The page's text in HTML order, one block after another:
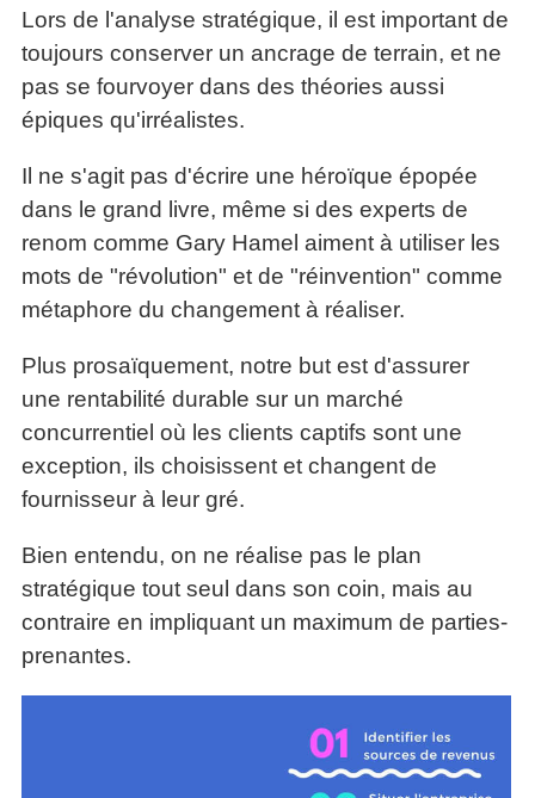
▶
Décider
quotidien
Le
de
Décision
La
Décision
équipe
Techniques
de
décision
▶
Tous
les
Décider
»»»
SI
articles
»»»
décideur ?
Comment
Manager
l'entraide ?
▶
les
articles
Efficacité
les
articles
de
Données
BI
Formation
Management
Projet
Formation
Entrepreneuriat
Tous
les
Cours
»»»
▶
PDF
management
▶
PDF
Entrepreneuriat
ebook
Lors de l'analyse stratégique, il est important de
toujours conserver un ancrage de terrain, et ne
pas se fourvoyer dans des théories aussi
épiques qu'irréalistes.
Il ne s'agit pas d'écrire une héroïque épopée
dans le grand livre, même si des experts de
renom comme Gary Hamel aiment à utiliser les
mots de "révolution" et de "réinvention" comme
métaphore du changement à réaliser.
Plus prosaïquement, notre but est d'assurer
une rentabilité durable sur un marché
concurrentiel où les clients captifs sont une
exception, ils choisissent et changent de
fournisseur à leur gré.
Bien entendu, on ne réalise pas le plan
stratégique tout seul dans son coin, mais au
contraire en impliquant un maximum de parties-
prenantes.